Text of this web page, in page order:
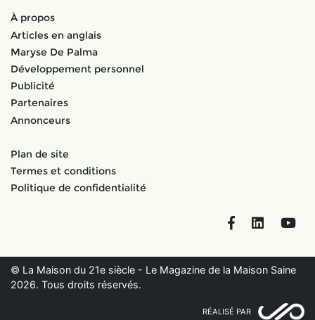
À propos
Articles en anglais
Maryse De Palma
Développement personnel
Publicité
Partenaires
Annonceurs
Plan de site
Termes et conditions
Politique de confidentialité
FacebookLinkedIn
© La Maison du 21e siècle - Le Magazine de la Maison Saine
2026. Tous droits réservés.
RÉALISÉ PAR